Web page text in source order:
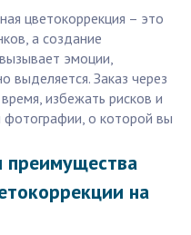
цветокоррекция – это
а создание
эмоции,
выделяется. Заказ через
избежать рисков и
о которой вы
преимущества
на